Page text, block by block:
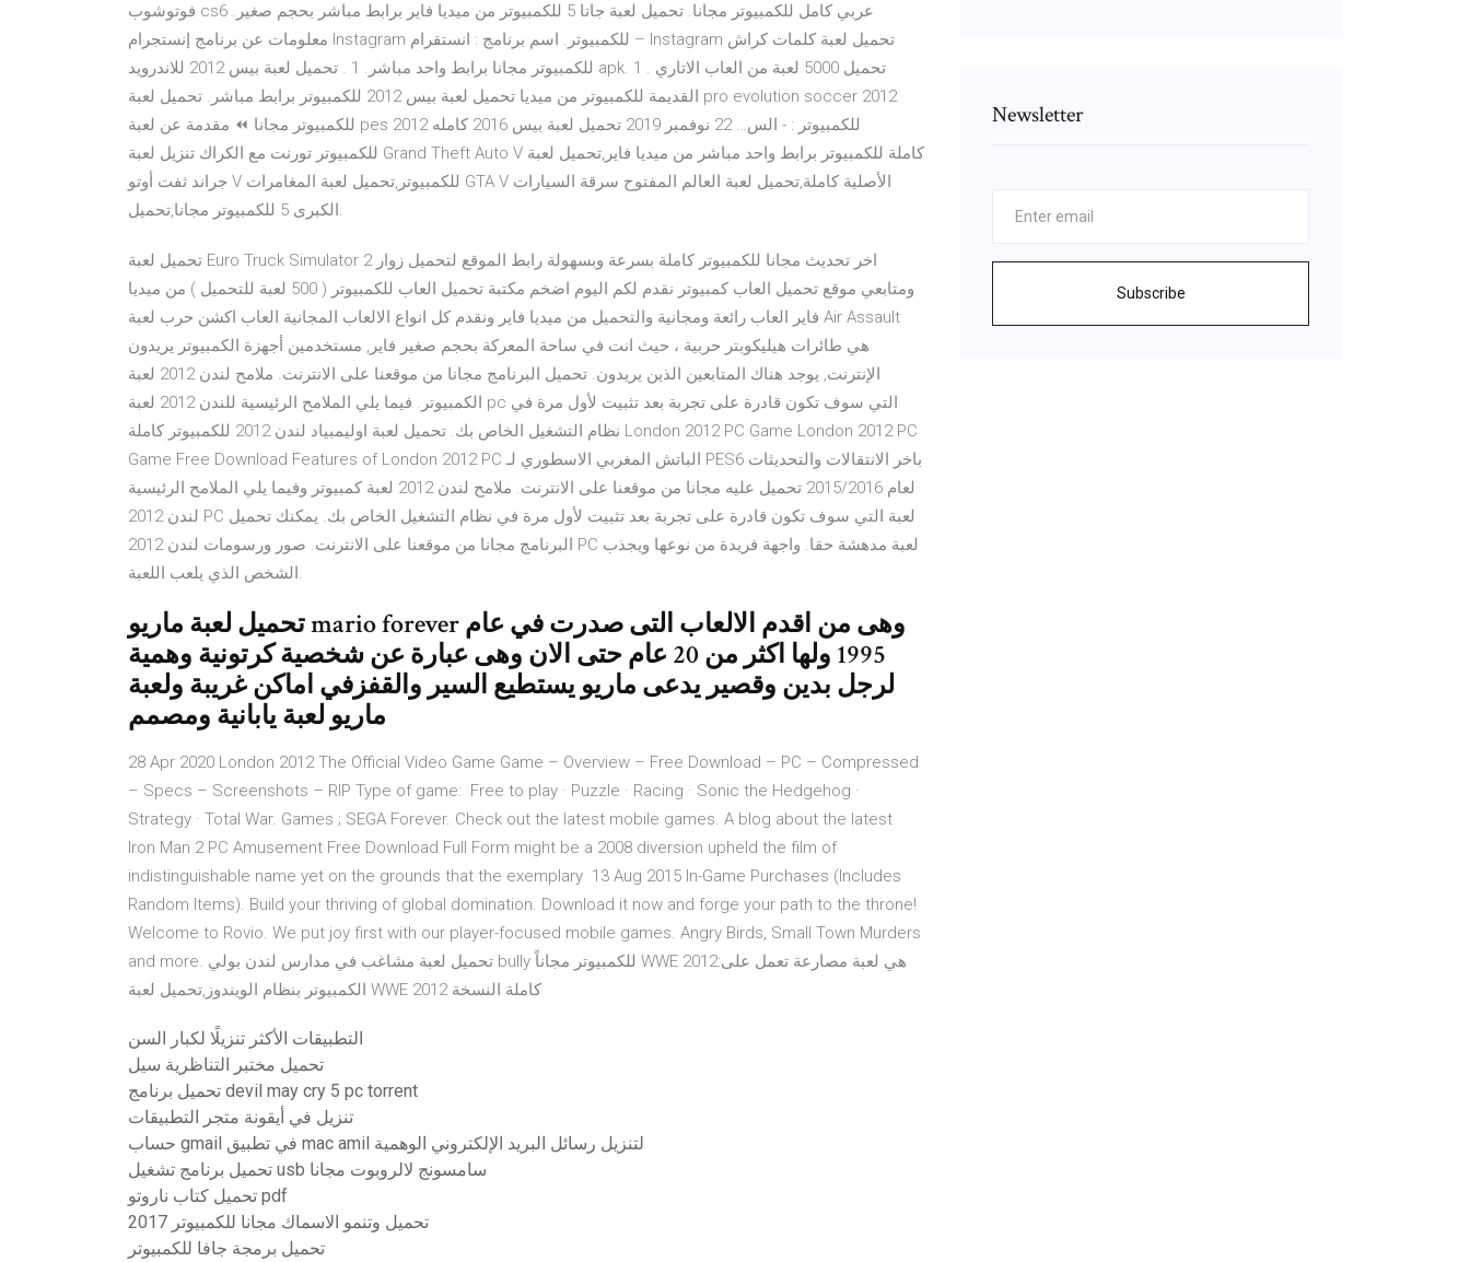
فوتوشوب cs6 عربي كامل للكمبيوتر مجانا. تحميل لعبة جاتا 5 للكمبيوتر من ميديا فاير برابط مباشر بحجم صغير.
معلومات عن برنامج إنستجرام Instagram للكمبيوتر. اسم برنامج : انستقرام – Instagram تحميل لعبة كلمات كراش
للكمبيوتر مجانا برابط واحد مباشر. 1 . تحميل لعبة بيس 2012 للاندرويد apk. 1 . تحميل 5000 لعبة من العاب الاتاري
القديمة للكمبيوتر من ميديا تحميل لعبة بيس 2012 للكمبيوتر برابط مباشر. تحميل لعبة pro evolution soccer 2012
للكمبيوتر مجانا ⏪ مقدمة عن لعبة pes 2012 للكمبيوتر : - الس… 22 نوفمبر 2019 تحميل لعبة بيس 2016 كامله
للكمبيوتر تورنت مع الكراك تنزيل لعبة Grand Theft Auto V كاملة للكمبيوتر برابط واحد مباشر من ميديا فاير,تحميل لعبة
جراند ثفت أوتو V للكمبيوتر,تحميل لعبة المغامرات GTA V الأصلية كاملة,تحميل لعبة العالم المفتوح سرقة السيارات
الكبرى 5 للكمبيوتر مجانا,تحميل.
تحميل لعبة Euro Truck Simulator 2 اخر تحديث مجانا للكمبيوتر كاملة بسرعة وبسهولة رابط الموقع لتحميل زوار
ومتابعي موقع تحميل العاب كمبيوتر نقدم لكم اليوم اضخم مكتبة تحميل العاب للكمبيوتر ( 500 لعبة للتحميل ) من ميديا
فاير العاب رائعة ومجانية والتحميل من ميديا فاير ونقدم كل انواع الالعاب المجانية العاب اكشن حرب لعبة Air Assault
هي طائرات هيليكوبتر حربية ، حيث انت في ساحة المعركة بحجم صغير فاير, مستخدمين أجهزة الكمبيوتر يريدون
الإنترنت, يوجد هناك المتابعين الذين يريدون. تحميل البرنامج مجانا من موقعنا على الانترنت. ملامح لندن 2012 لعبة
الكمبيوتر. فيما يلي الملامح الرئيسية للندن 2012 لعبة pc التي سوف تكون قادرة على تجربة بعد تثبيت لأول مرة في
نظام التشغيل الخاص بك. تحميل لعبة اوليمبياد لندن 2012 للكمبيوتر كاملة London 2012 PC Game London 2012 PC
Game Free Download Features of London 2012 PC الباتش المغربي الاسطوري لـ PES6 باخر الانتقالات والتحديثات
لعام 2015/2016 تحميل عليه مجانا من موقعنا على الانترنت. ملامح لندن 2012 لعبة كمبيوتر وفيما يلي الملامح الرئيسية
لندن 2012 PC لعبة التي سوف تكون قادرة على تجربة بعد تثبيت لأول مرة في نظام التشغيل الخاص بك. يمكنك تحميل
البرنامج مجانا من موقعنا على الانترنت. صور ورسومات لندن 2012 PC لعبة مدهشة حقا. واجهة فريدة من نوعها ويجذب
الشخص الذي يلعب اللعبة.
تحميل لعبة ماريو mario forever وهى من اقدم الالعاب التى صدرت في عام
1995 ولها اكثر من 20 عام حتى الان وهى عبارة عن شخصية كرتونية وهمية
لرجل بدين وقصير يدعى ماريو يستطيع السير والقفزفي اماكن غريبة ولعبة
ماريو لعبة يابانية ومصمم
28 Apr 2020 London 2012 The Official Video Game Game – Overview – Free Download – PC – Compressed
– Specs – Screenshots – RIP Type of game: Free to play · Puzzle · Racing · Sonic the Hedgehog ·
Strategy · Total War. Games ; SEGA Forever. Check out the latest mobile games. A blog about the latest
Iron Man 2 PC Amusement Free Download Full Form might be a 2008 diversion upheld the film of
indistinguishable name yet on the grounds that the exemplary 13 Aug 2015 In-Game Purchases (Includes
Random Items). Build your thriving of global domination. Download it now and forge your path to the throne!
Welcome to Rovio. We put joy first with our player-focused mobile games. Angry Birds, Small Town Murders
and more. تحميل لعبة مشاغب في مدارس لندن بولي bully للكمبيوتر مجاناً WWE 2012:هي لعبة مصارعة تعمل على
التطبيقات الأكثر تنزيلًا لكبار السن
تحميل مختبر التناظرية سيل
تحميل برنامج devil may cry 5 pc torrent
تنزيل في أيقونة متجر التطبيقات
حساب gmail في تطبيق mac amil لتنزيل رسائل البريد الإلكتروني الوهمية
تحميل برنامج تشغيل usb سامسونج لالروبوت مجانا
تحميل كتاب ناروتو pdf
تحميل وتنمو الاسماك مجانا للكمبيوتر 2017
تحميل برمجة جافا للكمبيوتر
Newsletter
Subscribe